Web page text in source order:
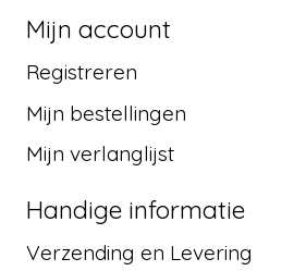
Mijn account
Registreren
Mijn bestellingen
Mijn verlanglijst
Handige informatie
Verzending en Levering